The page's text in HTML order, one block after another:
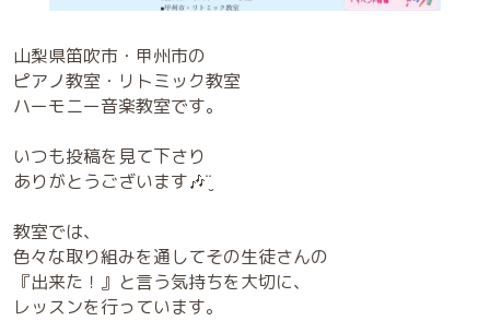
山梨県笛吹市・甲州市の
ピアノ教室・リトミック教室
ハーモニー音楽教室です。
いつも投稿を見て下さり
ありがとうございます🎶¨̮
教室では、
色々な取り組みを通してその生徒さんの
『出来た！』と言う気持ちを大切に、
レッスンを行っています。